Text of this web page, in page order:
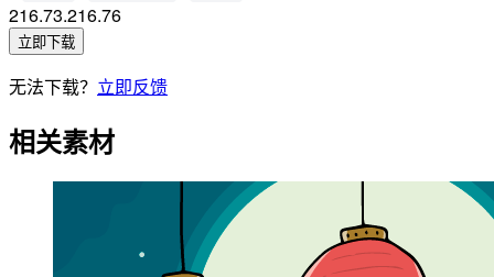
216.73.216.76
立即下载
无法下载？ 立即反馈
相关素材